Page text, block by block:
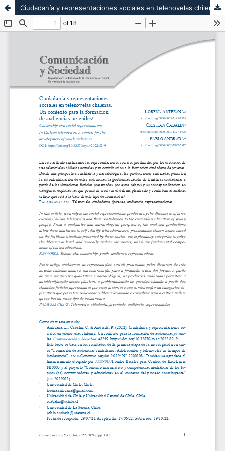
Ciudadanía y representaciones sociales en telenovelas chilenas. Un contexto para la formación de audiencias juveniles